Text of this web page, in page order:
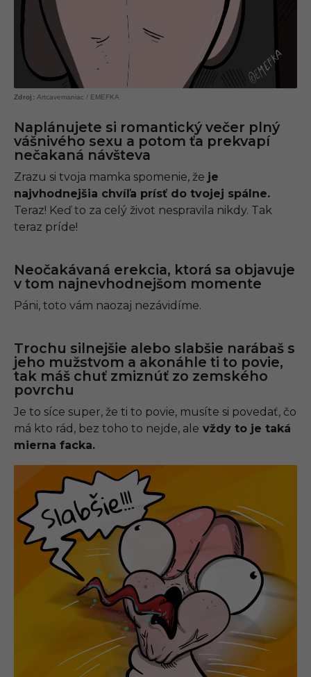
Artcavemaniac / EMEFKA
Naplánujete si romantický večer plný
vášnivého sexu a potom ťa prekvapí
nečakaná návšteva
Zrazu si tvoja mamka spomenie, že je
najvhodnejšia chvíľa prísť do tvojej spálne.
Teraz! Keď to za celý život nespravila nikdy. Tak
teraz príde!
Neočakávaná erekcia, ktorá sa objavuje
v tom najnevhodnejšom momente
Páni, toto vám naozaj nezávidíme.
Trochu silnejšie alebo slabšie narábaš s
jeho mužstvom a akonáhle ti to povie,
tak máš chuť zmiznúť zo zemského
povrchu
Je to síce super, že ti to povie, musíte si povedať, čo
má kto rád, bez toho to nejde, ale vždy to je taká
mierna facka.